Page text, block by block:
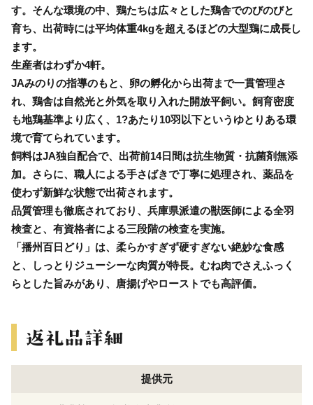
す。そんな環境の中、鶏たちは広々とした鶏舎でのびのびと
育ち、出荷時には平均体重4kgを超えるほどの大型鶏に成長し
ます。
生産者はわずか4軒。
JAみのりの指導のもと、卵の孵化から出荷まで一貫管理さ
れ、鶏舎は自然光と外気を取り入れた開放平飼い。飼育密度
も地鶏基準より広く、1?あたり10羽以下というゆとりある環
境で育てられています。
飼料はJA独自配合で、出荷前14日間は抗生物質・抗菌剤無添
加。さらに、職人による手さばきで丁寧に処理され、薬品を
使わず新鮮な状態で出荷されます。
品質管理も徹底されており、兵庫県派遣の獣医師による全羽
検査と、有資格者による三段階の検査を実施。
「播州百日どり」は、柔らかすぎず硬すぎない絶妙な食感
と、しっとりジューシーな肉質が特長。むね肉でさえふっく
らとした旨みがあり、唐揚げやローストでも高評価。
提供元